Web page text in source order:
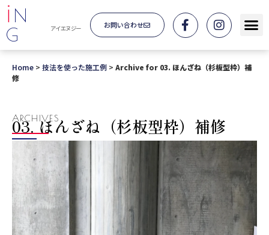
i N
G
アイエヌジー お問い合わせ
Home > 技法を使った施工例 > Archive for 03. ほんざね（杉板型枠）補
修
ARCHIVES
03. ほんざね（杉板型枠）補修